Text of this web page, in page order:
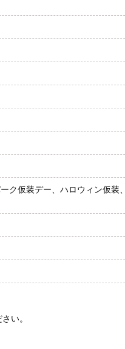
ク仮装デー、ハロウィン仮装
い。